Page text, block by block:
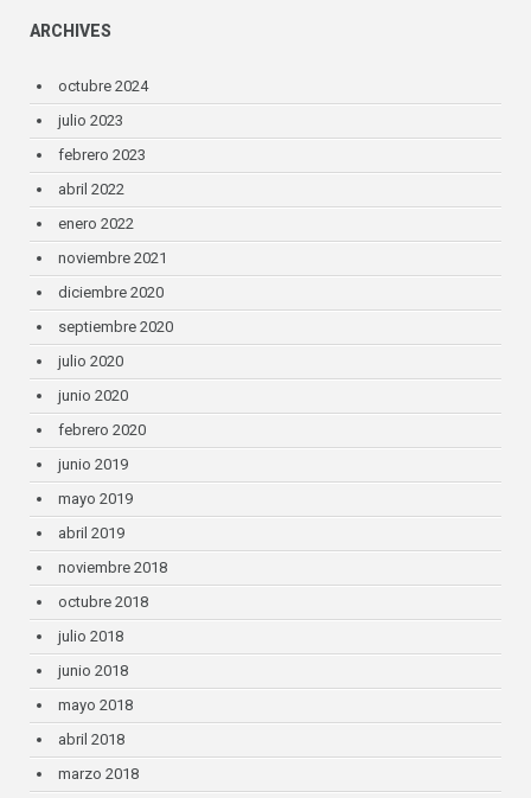
ARCHIVES
octubre 2024
julio 2023
febrero 2023
abril 2022
enero 2022
noviembre 2021
diciembre 2020
septiembre 2020
julio 2020
junio 2020
febrero 2020
junio 2019
mayo 2019
abril 2019
noviembre 2018
octubre 2018
julio 2018
junio 2018
mayo 2018
abril 2018
marzo 2018